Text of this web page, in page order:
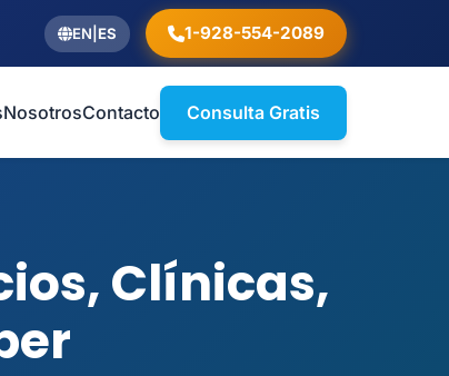
EN ES 1-928-554-2089
NosotrosContacto Consulta Gratis
Clínicas,